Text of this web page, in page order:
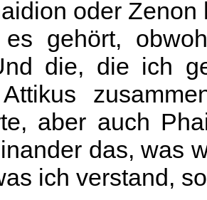
oder
gehört,
die, die ich
Attikus
aber auch
das, was
ich verstand,